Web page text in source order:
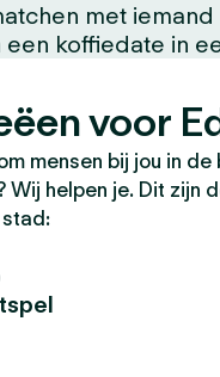
met
koffiedate in
voor
mensen bij jou in
Wij helpen je. Dit
stad: